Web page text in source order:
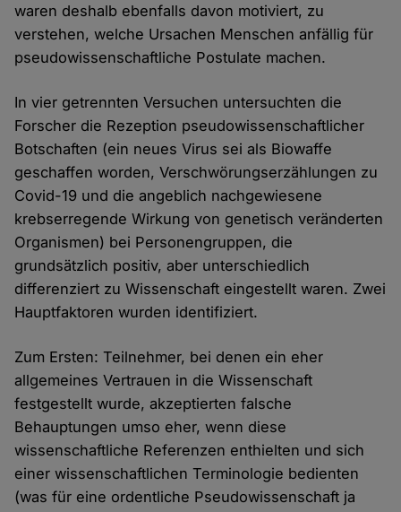
waren deshalb ebenfalls davon motiviert, zu
verstehen, welche Ursachen Menschen anfällig für
pseudowissenschaftliche Postulate machen.
In vier getrennten Versuchen untersuchten die
Forscher die Rezeption pseudowissenschaftlicher
Botschaften (ein neues Virus sei als Biowaffe
geschaffen worden, Verschwörungserzählungen zu
Covid-19 und die angeblich nachgewiesene
krebserregende Wirkung von genetisch veränderten
Organismen) bei Personengruppen, die
grundsätzlich positiv, aber unterschiedlich
differenziert zu Wissenschaft eingestellt waren. Zwei
Hauptfaktoren wurden identifiziert.
Zum Ersten: Teilnehmer, bei denen ein eher
allgemeines Vertrauen in die Wissenschaft
festgestellt wurde, akzeptierten falsche
Behauptungen umso eher, wenn diese
wissenschaftliche Referenzen enthielten und sich
einer wissenschaftlichen Terminologie bedienten
(was für eine ordentliche Pseudowissenschaft ja